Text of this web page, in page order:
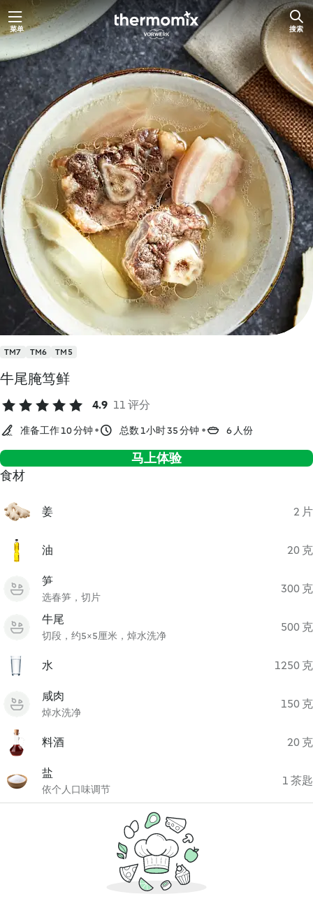
跳
至
内
容
菜单 搜索
TM7 TM6 TM5
牛尾腌笃鲜
4.9 11 评分
准备工作 10 分钟 总数 1小时 35 分钟 6 人份
马上体验
食材
姜 2 片
油 20 克
笋
选春笋，切片
300 克
牛尾
切段，约5×5厘米，焯水洗净
500 克
水 1250 克
咸肉
焯水洗净
150 克
料酒 20 克
盐
依个人口味调节
1 茶匙